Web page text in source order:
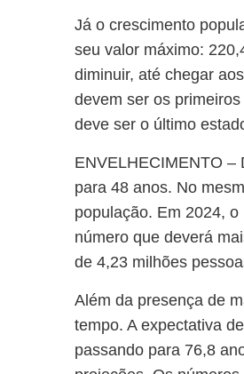
Já o crescimento
seu valor máximo:
diminuir, até chegar
devem ser os
deve ser o último
ENVELHECIMENTO –
para 48 anos. No
população. Em 2024,
número que deverá
de 4,23 milhões
Além da presença de
tempo. A expectativa
passando para 76,8